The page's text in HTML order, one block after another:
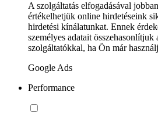
A szolgáltatás elfogadásával
értékelhetjük online hirdetéseink
hirdetési kínálatunkat. Ennek
személyes adatait
szolgáltatókkal, ha Ön már
Google Ads
Performance